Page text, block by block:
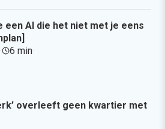
een AI die het niet met je eens
· 6 min·
overleeft geen kwartier met